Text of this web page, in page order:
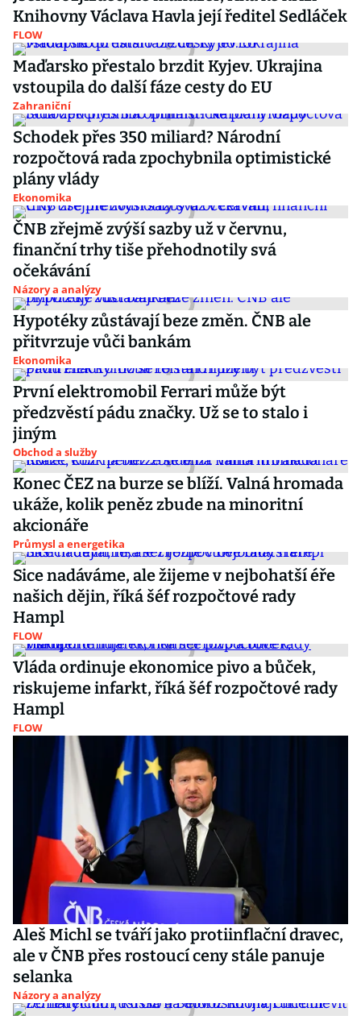
Knihovny Václava Havla její ředitel Sedláček
FLOW
Maďarsko přestalo brzdit Kyjev. Ukrajina
vstoupila do další fáze cesty do EU
Zahraniční
Schodek přes 350 miliard? Národní
rozpočtová rada zpochybnila optimistické
plány vlády
Ekonomika
ČNB zřejmě zvýší sazby už v červnu,
finanční trhy tiše přehodnotily svá
očekávání
Názory a analýzy
Hypotéky zůstávají beze změn. ČNB ale
přitvrzuje vůči bankám
Ekonomika
První elektromobil Ferrari může být
předzvěstí pádu značky. Už se to stalo i
jiným
Obchod a služby
Konec ČEZ na burze se blíží. Valná hromada
ukáže, kolik peněz zbude na minoritní
akcionáře
Průmysl a energetika
Sice nadáváme, ale žijeme v nejbohatší éře
našich dějin, říká šéf rozpočtové rady
Hampl
FLOW
Vláda ordinuje ekonomice pivo a bůček,
riskujeme infarkt, říká šéf rozpočtové rady
Hampl
FLOW
Aleš Michl se tváří jako protiinflační dravec,
ale v ČNB přes rostoucí ceny stále panuje
selanka
Názory a analýzy